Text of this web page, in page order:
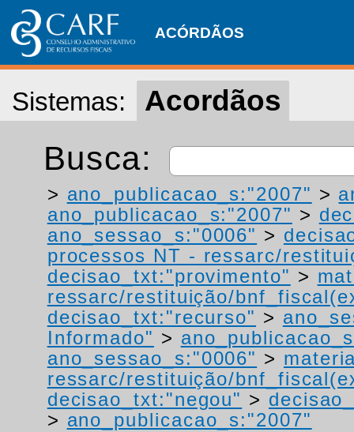
ACÓRDÃOS
Sistemas: Acordãos
Busca:
> ano_publicacao_s:"2007" >
ano_publicacao_s:"2007" >
ano_sessao_s:"0006" >
processos NT - ressarc/
decisao_txt:"provimento" >
ressarc/restituição/
decisao_txt:"recurso" >
Informado" >
ano_sessao_s:"0006" >
ressarc/restituição/
decisao_txt:"negou" >
> ano_publicacao_s:"2007"